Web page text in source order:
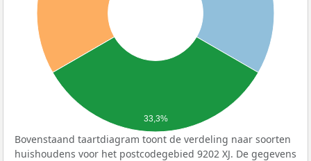
33,3%
Bovenstaand taartdiagram toont de verdeling naar soorten
huishoudens voor het postcodegebied 9202 XJ. De gegevens